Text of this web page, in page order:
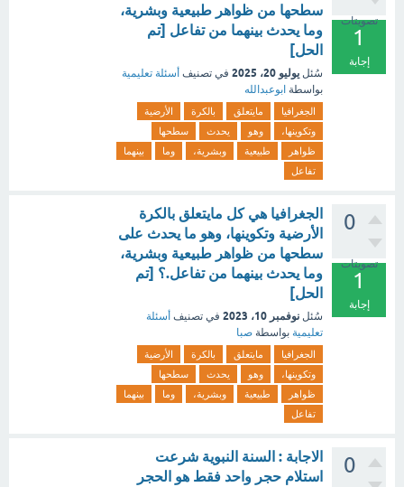
تصويتات
1
إجابة
سطحها من ظواهر طبيعية وبشرية،
وما يحدث بينهما من تفاعل [تم
الحل]
سُئل يوليو 20، 2025 في تصنيف أسئلة تعليمية
بواسطة ابوعبدالله
الجغرافيا مايتعلق بالكرة
الأرضية
وتكوينها،
وهو يحدث
سطحها
ظواهر
طبيعية وبشرية، وما
بينهما
تفاعل
0
تصويتات
1
إجابة
الجغرافيا هي كل مايتعلق بالكرة
الأرضية وتكوينها، وهو ما يحدث على
سطحها من ظواهر طبيعية وبشرية،
وما يحدث بينهما من تفاعل.؟ [تم
الحل]
سُئل نوفمبر 10، 2023 في تصنيف أسئلة
تعليمية بواسطة صبا
الجغرافيا مايتعلق بالكرة
الأرضية
وتكوينها،
وهو يحدث
سطحها
ظواهر
طبيعية وبشرية، وما
بينهما
تفاعل
0
الاجابة : السنة النبوية شرعت
استلام حجر واحد فقط هو الحجر